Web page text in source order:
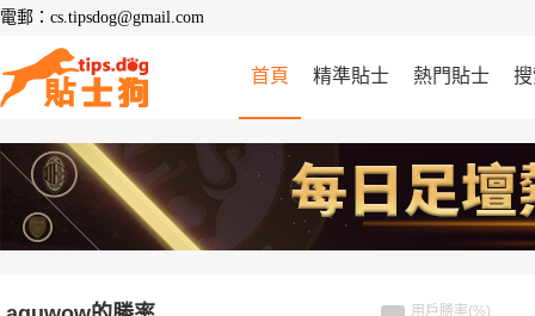
電郵：cs.tipsdog@gmail.com
首頁 精準貼士 熱門貼士